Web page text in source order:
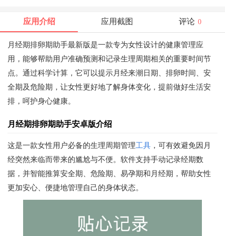
应用介绍 应用截图 评论 0
月经期排卵期助手最新版是一款专为女性设计的健康管理应
用，能够帮助用户准确预测和记录生理周期相关的重要时间节
点。通过科学计算，它可以提示月经来潮日期、排卵时间、安
全期及危险期，让女性更好地了解身体变化，提前做好生活安
排，呵护身心健康。
月经期排卵期助手安卓版介绍
这是一款女性用户必备的生理周期管理工具 ，可有效避免因月
经突然来临而带来的尴尬与不便。软件支持手动记录经期数
据，并智能推算安全期、危险期、易孕期和月经期，帮助女性
更加安心、便捷地管理自己的身体状态。